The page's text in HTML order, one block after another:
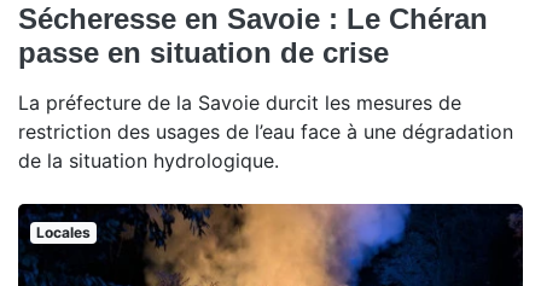
Sécheresse en Savoie : Le Chéran
passe en situation de crise
La préfecture de la Savoie durcit les mesures de
restriction des usages de l’eau face à une dégradation
de la situation hydrologique.
Locales